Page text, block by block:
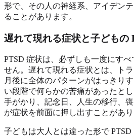
形で、その人の神経系、アイデン
ることがあります。
遅れて現れる症状と子どもの
PTSD 症状は、必ずしも一度にす
せん。遅れて現れる症状とは、ト
月後に全体のパターンがはっきり
い段階で何らかの苦痛があったと
手がかり、記念日、人生の移行、
が症状を前面に押し出すことがあり
子どもは大人とは違った形で PTSD